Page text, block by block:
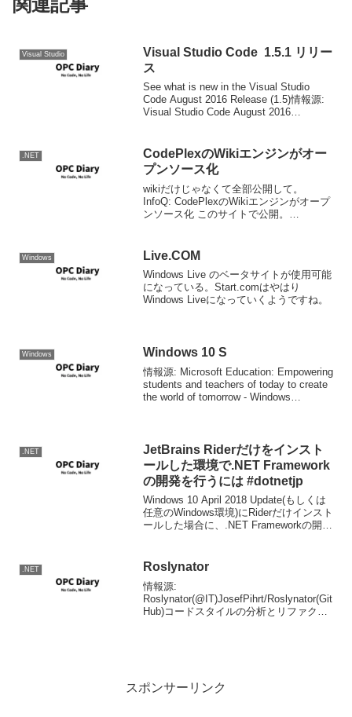
Visual Studio
Visual Studio Code 1.5.1 リリー
ス
See what is new in the Visual Studio
Code August 2016 Release (1.5)情報源:
Visual Studio Code August 2016
.NET
CodePlexのWikiエンジンがオー
プンソース化
wikiだけじゃなくて全部公開して。
InfoQ: CodePlexのWikiエンジンがオープ
ンソース化 このサイトで公開。
作するようですよ。
Windows Live.COM
Windows Live のベータサイトが使用可能
になっている。Start.comはやはり
Windows Liveになっていくようですね。
Windows Windows 10 S
情報源: Microsoft Education: Empowering
students and teachers of today to create
the world of tomorrow - Windows
.NET
JetBrains Riderだけをインスト
ールした環境で.NET Framework
の開発を行うには #dotnetjp
Windows 10 April 2018 Update(もしくは
任意のWindows環境)にRiderだけインスト
ールした場合に、.NET Frameworkの開発
.NET Roslynator
情報源:
Roslynator(@IT)JosefPihrt/Roslynator(Git
Hub)コードスタイルの分析とリファクタ
スポンサーリンク